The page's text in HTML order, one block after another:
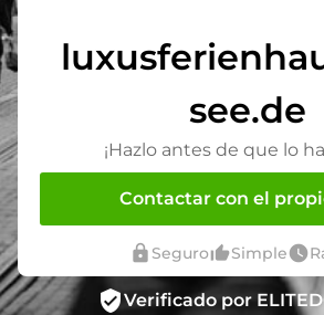
see.de
¡Hazlo antes de que lo
Contactar con el
lock Segurothumb_up_altSimplewatch_later
verified_userVerificado por